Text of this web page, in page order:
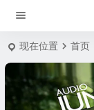
现在位置 首页